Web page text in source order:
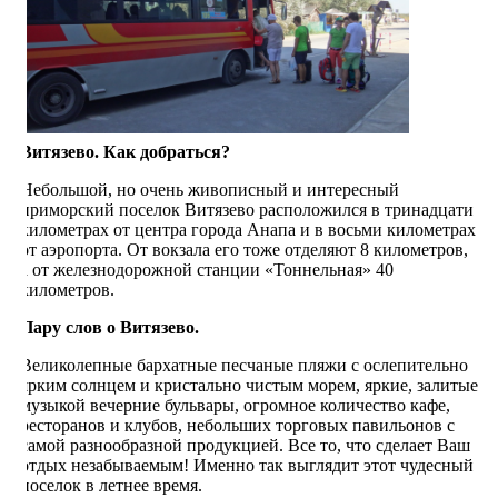
Витязево. Как добраться?
Небольшой, но очень живописный и интересный
приморский поселок Витязево расположился в тринадцати
километрах от центра города Анапа и в восьми километрах
от аэропорта. От вокзала его тоже отделяют 8 километров,
а от железнодорожной станции «Тоннельная» 40
километров.
Пару слов о Витязево.
Великолепные бархатные песчаные пляжи с ослепительно
ярким солнцем и кристально чистым морем, яркие, залитые
музыкой вечерние бульвары, огромное количество кафе,
ресторанов и клубов, небольших торговых павильонов с
самой разнообразной продукцией. Все то, что сделает Ваш
отдых незабываемым! Именно так выглядит этот чудесный
поселок в летнее время.